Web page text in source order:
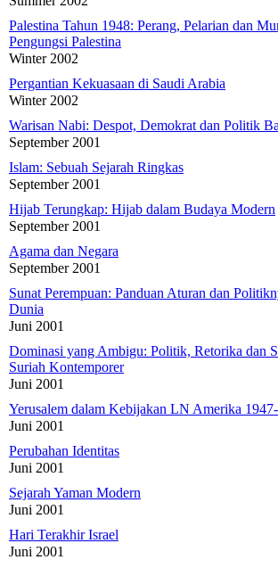
Palestina Tahun 1948: Perang, Pelarian dan
Pengungsi Palestina
Winter 2002
Pergantian Kekuasaan di Saudi Arabia
Winter 2002
Warisan Nabi: Despot, Demokrat dan Politik
September 2001
Islam: Sebuah Sejarah Ringkas
September 2001
Hijab Terungkap: Hijab dalam Budaya Modern
September 2001
Agama dan Negara
September 2001
Sunat Perempuan: Panduan Aturan dan
Dunia
Juni 2001
Dominasi yang Ambigu: Politik, Retorika dan
Suriah Kontemporer
Juni 2001
Yerusalem dalam Kebijakan LN Amerika
Juni 2001
Perubahan Identitas
Juni 2001
Sejarah Yaman Modern
Juni 2001
Hari Terakhir Israel
Juni 2001